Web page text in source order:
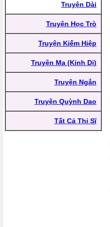
Truyện Dài
Truyện Học Trò
Truyện Kiếm Hiệp
Truyện Ma (Kinh Dị)
Truyện Ngắn
Truyện Quỳnh Dao
Tất Cả Thi Sĩ